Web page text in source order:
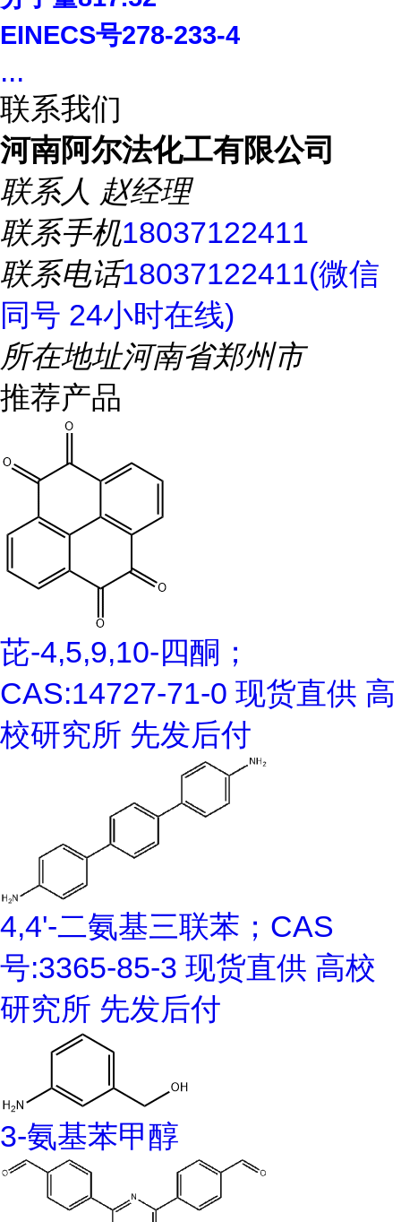
EINECS号278-233-4
...
联系我们
河南阿尔法化工有限公司
联系人 赵经理
联系手机18037122411
联系电话18037122411(微信
同号 24小时在线)
所在地址河南省郑州市
推荐产品
芘-4,5,9,10-四酮；
CAS:14727-71-0 现货直供 高
校研究所 先发后付
4,4'-二氨基三联苯；CAS
号:3365-85-3 现货直供 高校
研究所 先发后付
3-氨基苯甲醇